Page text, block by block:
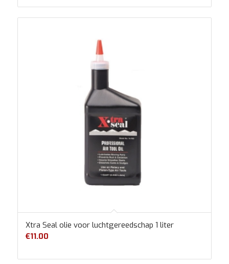
Xtra Seal olie voor luchtgereedschap 1 liter
€11.00